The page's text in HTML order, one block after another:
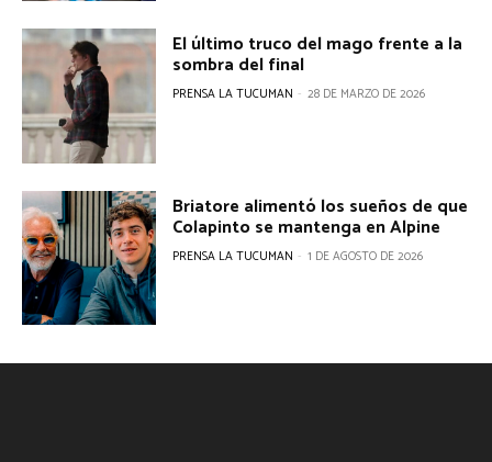
El último truco del mago frente a la
sombra del final
PRENSA LA TUCUMAN - 28 DE MARZO DE 2026
Briatore alimentó los sueños de que
Colapinto se mantenga en Alpine
PRENSA LA TUCUMAN - 1 DE AGOSTO DE 2026